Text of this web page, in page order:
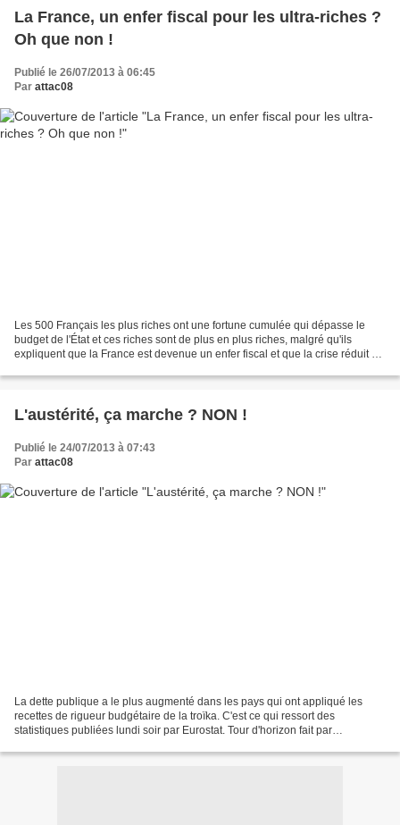
La France, un enfer fiscal pour les ultra-riches ?
Oh que non !
Publié le 26/07/2013 à 06:45
Par attac08
Les 500 Français les plus riches ont une fortune cumulée qui dépasse le
budget de l'État et ces riches sont de plus en plus riches, malgré qu'ils
expliquent que la France est devenue un enfer fiscal et que la crise réduit à
L'austérité, ça marche ? NON !
Publié le 24/07/2013 à 07:43
Par attac08
La dette publique a le plus augmenté dans les pays qui ont appliqué les
recettes de rigueur budgétaire de la troïka. C'est ce qui ressort des
statistiques publiées lundi soir par Eurostat. Tour d'horizon fait par